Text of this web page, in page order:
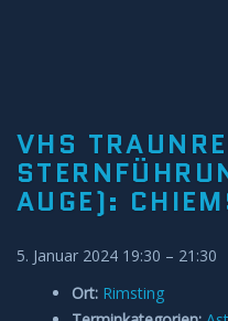
VHS
UGE):
5. Januar 2024 19:30 – 21:30
Ort: Rimsting